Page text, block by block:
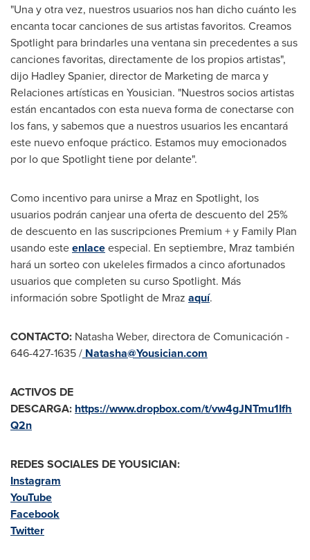
"Una y otra vez, nuestros usuarios nos han dicho cuánto les
encanta tocar canciones de sus artistas favoritos. Creamos
Spotlight para brindarles una ventana sin precedentes a sus
canciones favoritas, directamente de los propios artistas",
dijo Hadley Spanier, director de Marketing de marca y
Relaciones artísticas en Yousician. "Nuestros socios artistas
están encantados con esta nueva forma de conectarse con
los fans, y sabemos que a nuestros usuarios les encantará
este nuevo enfoque práctico. Estamos muy emocionados
por lo que Spotlight tiene por delante".
Como incentivo para unirse a Mraz en Spotlight, los
usuarios podrán canjear una oferta de descuento del 25%
de descuento en las suscripciones Premium + y Family Plan
usando esteenlaceespecial. En septiembre, Mraz también
hará un sorteo con ukeleles firmados a cinco afortunados
usuarios que completen su curso Spotlight. Más
información sobre Spotlight de Mraz aquí.
CONTACTO: Natasha Weber, directora de Comunicación -
646-427-1635 / Natasha@Yousician.com
ACTIVOS DE
DESCARGA: https://www.dropbox.com/t/vw4gJNTmu1Ifh
Q2n
REDES SOCIALES DE YOUSICIAN:
Instagram
YouTube
Facebook
Twitter